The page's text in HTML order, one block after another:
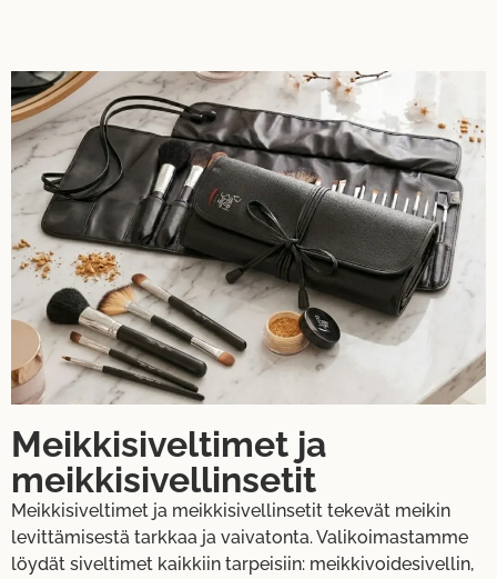
Meikkisiveltimet ja
meikkisivellinsetit
Meikkisiveltimet ja meikkisivellinsetit tekevät meikin
levittämisestä tarkkaa ja vaivatonta. Valikoimastamme
löydät siveltimet kaikkiin tarpeisiin: meikkivoidesivellin,